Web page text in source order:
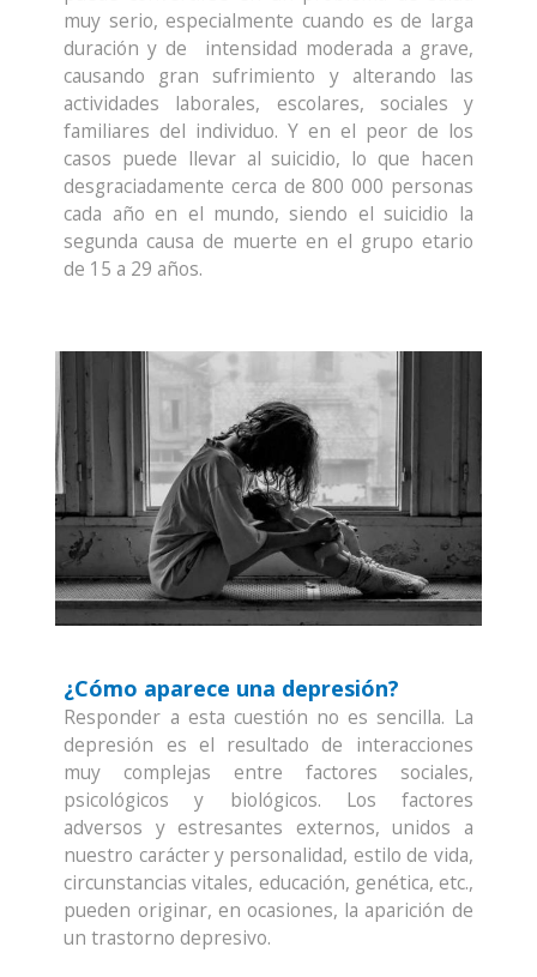
muy serio, especialmente cuando es de larga
duración y de intensidad moderada a grave,
causando gran sufrimiento y alterando las
actividades laborales, escolares, sociales y
familiares del individuo. Y en el peor de los
casos puede llevar al suicidio, lo que hacen
desgraciadamente cerca de 800 000 personas
cada año en el mundo, siendo el suicidio la
segunda causa de muerte en el grupo etario
de 15 a 29 años.
¿Cómo aparece una depresión?
Responder a esta cuestión no es sencilla. La
depresión es el resultado de interacciones
muy complejas entre factores sociales,
psicológicos y biológicos. Los factores
adversos y estresantes externos, unidos a
nuestro carácter y personalidad, estilo de vida,
circunstancias vitales, educación, genética, etc.,
pueden originar, en ocasiones, la aparición de
un trastorno depresivo.